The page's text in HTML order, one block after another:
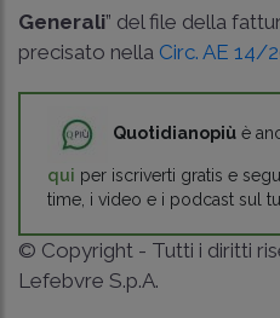
Generali” del file della
precisato nella Circ. AE 14/
Quotidianopiù è
qui per iscriverti gratis e
time, i video e i podcast sul
© Copyright - Tutti i diritti
Lefebvre S.p.A.